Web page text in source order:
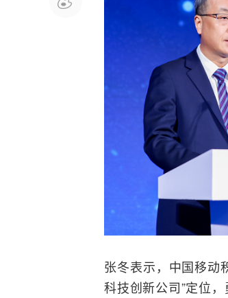
张冬表示，中国移动
科技创新公司”定位，